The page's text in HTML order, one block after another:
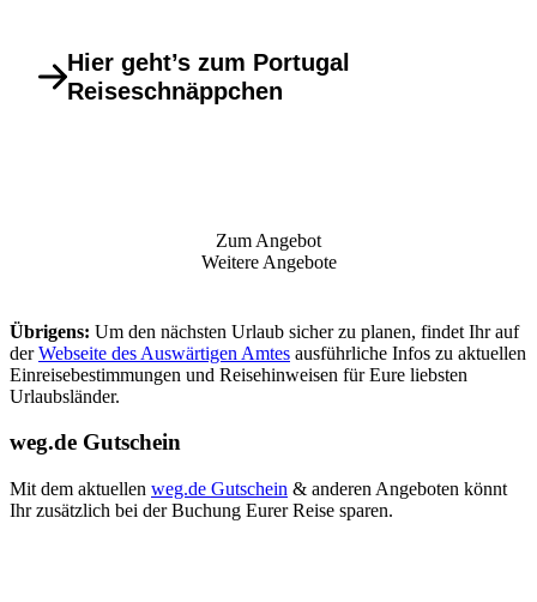
Hier geht’s zum Portugal
Reiseschnäppchen
Zum Angebot
Weitere Angebote
Übrigens: Um den nächsten Urlaub sicher zu planen, findet Ihr auf
derWebseite des Auswärtigen Amtes ausführliche Infos zu aktuellen
Einreisebestimmungen und Reisehinweisen für Eure liebsten
Urlaubsländer.
weg.de Gutschein
Mit dem aktuellen weg.de Gutschein & anderen Angeboten könnt
Ihr zusätzlich bei der Buchung Eurer Reise sparen.